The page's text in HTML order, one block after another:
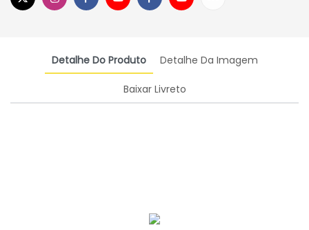
Detalhe Do Produto Detalhe Da Imagem
Baixar Livreto